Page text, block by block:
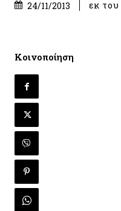
24/11/2013 εκ του
Κοινοποίηση